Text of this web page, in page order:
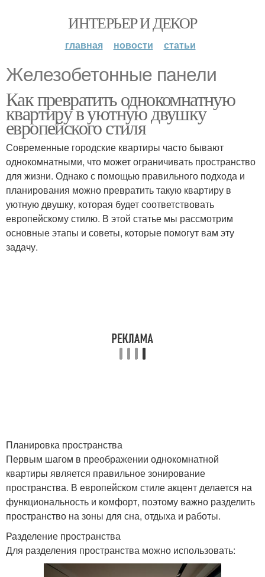
ИНТЕРЬЕР И ДЕКОР
главная новости статьи
Железобетонные панели
Как превратить однокомнатную
квартиру в уютную двушку
европейского стиля
Современные городские квартиры часто бывают
однокомнатными, что может ограничивать пространство
для жизни. Однако с помощью правильного подхода и
планирования можно превратить такую квартиру в
уютную двушку, которая будет соответствовать
европейскому стилю. В этой статье мы рассмотрим
основные этапы и советы, которые помогут вам эту
задачу.
Планировка пространства
Первым шагом в преображении однокомнатной
квартиры является правильное зонирование
пространства. В европейском стиле акцент делается на
функциональность и комфорт, поэтому важно разделить
пространство на зоны для сна, отдыха и работы.
Разделение пространства
Для разделения пространства можно использовать: